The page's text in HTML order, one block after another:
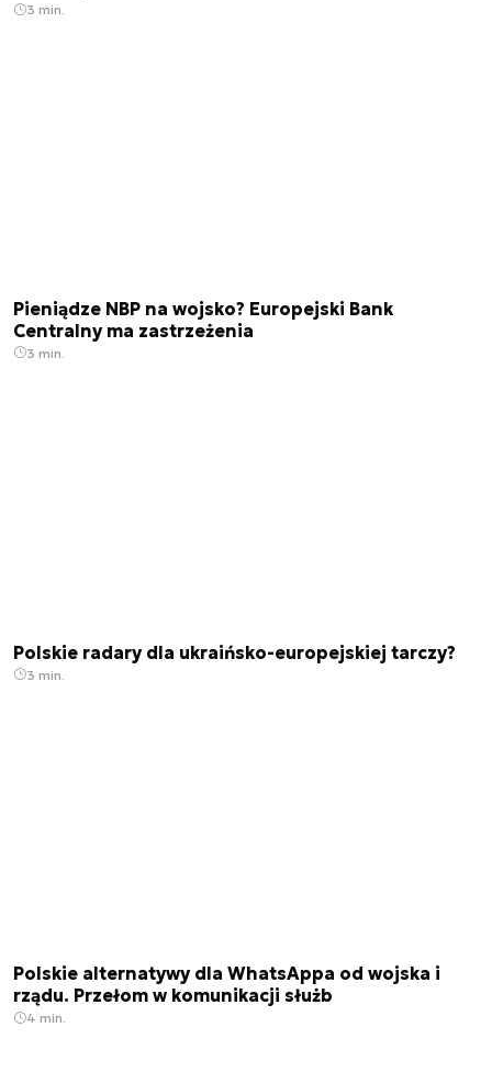
3 min.
Pieniądze NBP na wojsko? Europejski Bank
Centralny ma zastrzeżenia
3 min.
Polskie radary dla ukraińsko-europejskiej tarczy?
3 min.
Polskie alternatywy dla WhatsAppa od wojska i
rządu. Przełom w komunikacji służb
4 min.